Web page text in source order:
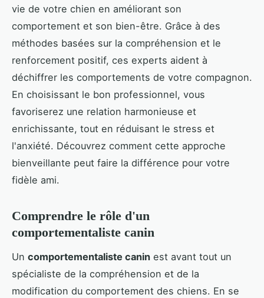
vie de votre chien en améliorant son
comportement et son bien-être. Grâce à des
méthodes basées sur la compréhension et le
renforcement positif, ces experts aident à
déchiffrer les comportements de votre compagnon.
En choisissant le bon professionnel, vous
favoriserez une relation harmonieuse et
enrichissante, tout en réduisant le stress et
l'anxiété. Découvrez comment cette approche
bienveillante peut faire la différence pour votre
fidèle ami.
Comprendre le rôle d'un
comportementaliste canin
Un comportementaliste canin est avant tout un
spécialiste de la compréhension et de la
modification du comportement des chiens. En se